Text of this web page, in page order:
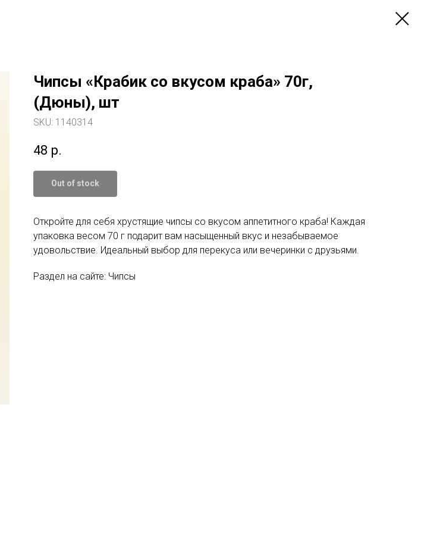
Чипсы «Крабик со вкусом краба» 70г,
(Дюны), шт
SKU: 1140314
48 р.
Out of stock
Откройте для себя хрустящие чипсы со вкусом аппетитного краба! Каждая
упаковка весом 70 г подарит вам насыщенный вкус и незабываемое
удовольствие. Идеальный выбор для перекуса или вечеринки с друзьями.
Раздел на сайте: Чипсы